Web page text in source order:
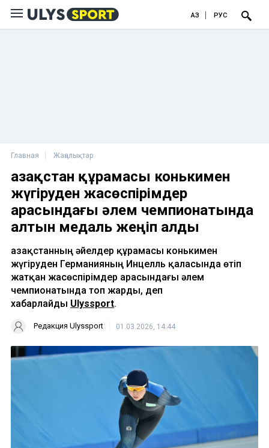
ҚАЗ РУС
Главная Жаңалықтар
Қазақстан құрамасы конькимен
жүгіруден жасөспірімдер
арасындағы әлем чемпионатында
алтын медаль жеңіп алды
Қазақстанның әйелдер құрамасы конькимен
жүгіруден Германияның Инцелль қаласында өтіп
жатқан жасөспірімдер арасындағы әлем
чемпионатында топ жарды, деп
хабарлайды Ulyssport.
Редакция Ulyssport 01.03.2026, 14:44